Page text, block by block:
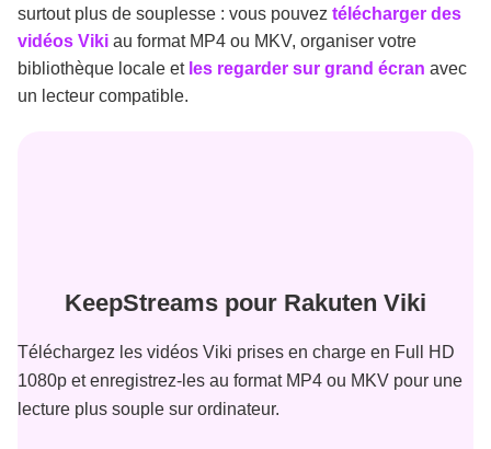
surtout plus de souplesse : vous pouvez télécharger des
vidéos Viki au format MP4 ou MKV, organiser votre
bibliothèque locale et les regarder sur grand écran avec
un lecteur compatible.
KeepStreams pour Rakuten Viki
Téléchargez les vidéos Viki prises en charge en Full HD
1080p et enregistrez-les au format MP4 ou MKV pour une
lecture plus souple sur ordinateur.